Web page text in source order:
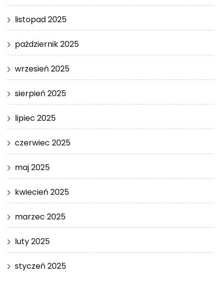
listopad 2025
październik 2025
wrzesień 2025
sierpień 2025
lipiec 2025
czerwiec 2025
maj 2025
kwiecień 2025
marzec 2025
luty 2025
styczeń 2025